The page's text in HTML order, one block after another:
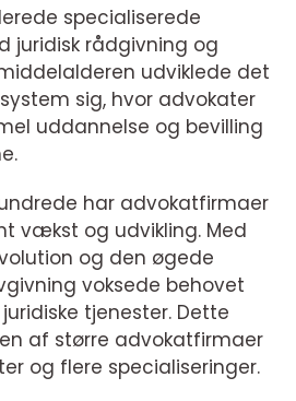
specialiserede
juridisk rådgivning og
udviklede det
sig, hvor advokater
uddannelse og bevilling
har advokatfirmaer
vækst og udvikling. Med
og den øgede
voksede behovet
tjenester. Dette
af større advokatfirmaer
og flere specialiseringer.